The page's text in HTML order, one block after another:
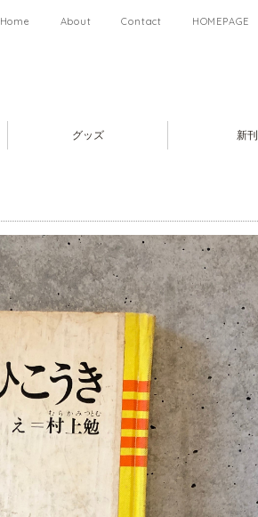
Home About Contact HOMEPAGE
グッズ 新刊